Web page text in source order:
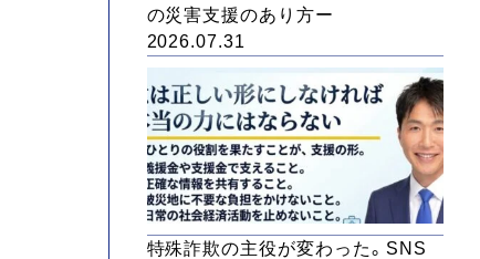
の災害支援のあり方ー
2026.07.31
特殊詐欺の主役が変わった。SNS